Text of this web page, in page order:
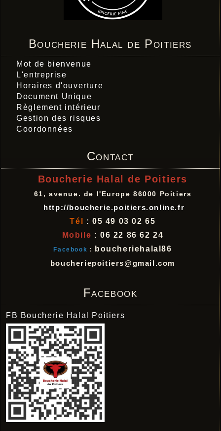
Boucherie Halal de Poitiers
Mot de bienvenue
L'entreprise
Horaires d'ouverture
Document Unique
Règlement intérieur
Gestion des risques
Coordonnées
Contact
Boucherie Halal de Poitiers
61, avenue. de l'Europe 86000 Poitiers
http://boucherie.poitiers.online.fr
Tél
: 05 49 03 02 65
Mobile : 06 22 86 62 24
Facebook :
boucheriehalal86
boucheriepoitiers@gmail.com
Facebook
FB Boucherie Halal Poitiers